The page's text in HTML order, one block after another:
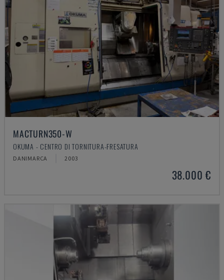
MACTURN350-W
OKUMA - CENTRO DI TORNITURA-FRESATURA
DANIMARCA 2003
38.000 €